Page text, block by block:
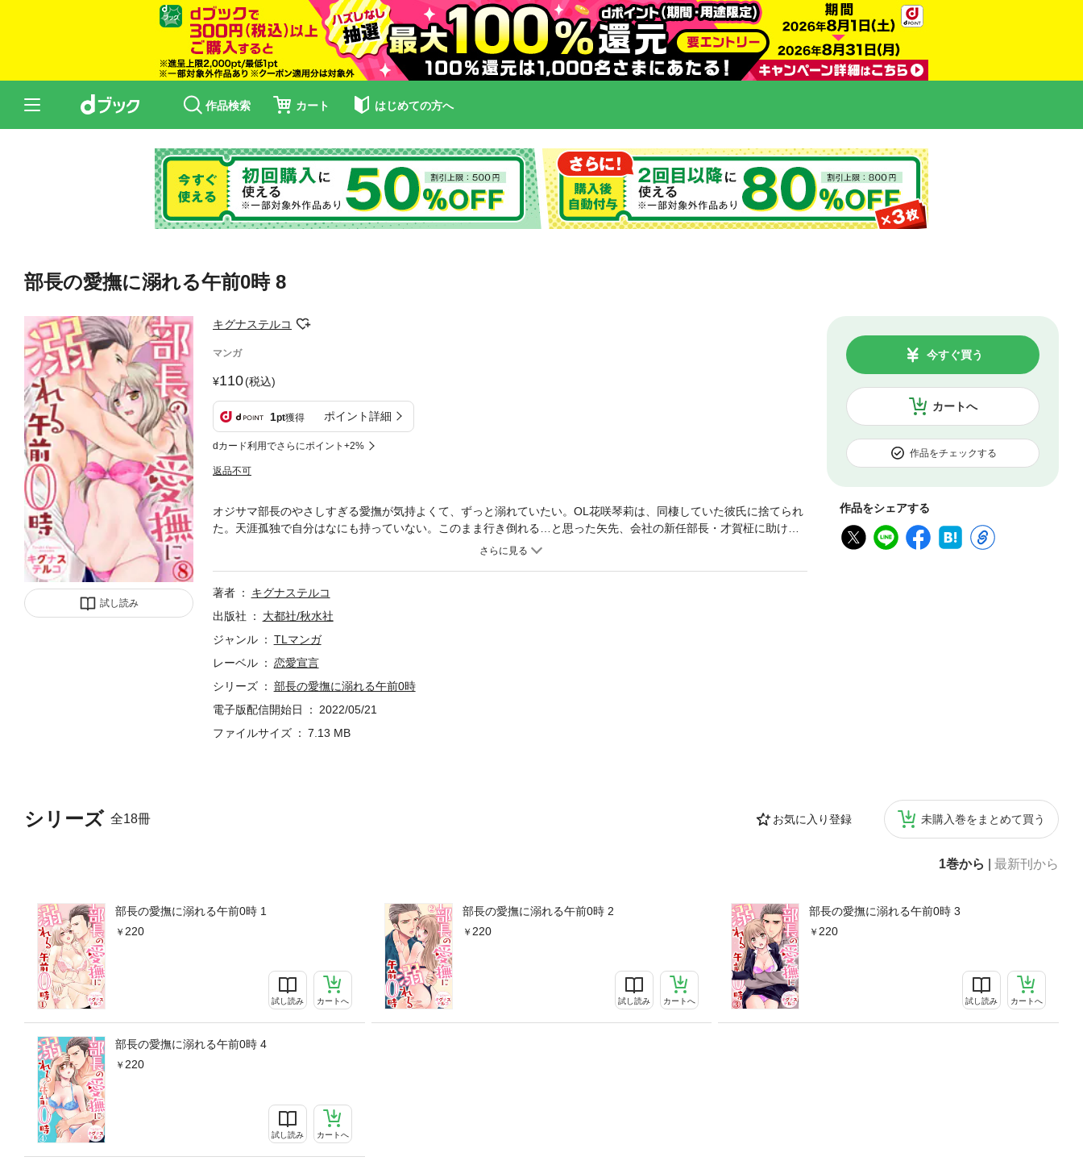
作品検索 カート はじめての方へ
部長の愛撫に溺れる午前0時 8
試し読み
キグナステルコ
マンガ
110(税込)
1pt獲得 ポイント詳細
dカード利用でさらにポイント+2%
返品不可
カートへ
今すぐ買う
作品をチェックする
作品をシェアする
シリーズ 全18冊 お気に入り登録 未購入巻をまとめて買う
1巻から 最新刊から
部長の愛撫に溺れる午前0時 1
220
試し読み カートへ
部長の愛撫に溺れる午前0時 2
220
試し読み カートへ
部長の愛撫に溺れる午前0時 3
220
試し読み カートへ
部長の愛撫に溺れる午前0時 4
220
試し読み カートへ
オジサマ部長のやさしすぎる愛撫が気持よくて、ずっと溺れていたい。OL花咲琴莉は、同棲していた彼氏に捨てられ
た。天涯孤独で自分はなにも持っていない。このまま行き倒れる…と思った矢先、会社の新任部長・才賀柾に助けら
れる。バツイチの柾はと琴莉を快く居候させてくれる。「ここで暮らせばいい」面倒見よくやさしい部長。彼にお返
のままぜんぶ部長のものにしてほしい…っ
著者
キグナステルコ
出版社
大都社/秋水社
ジャンル
TLマンガ
レーベル
恋愛宣言
シリーズ
部長の愛撫に溺れる午前0時
電子版配信開始日
2022/05/21
ファイルサイズ
7.13 MB